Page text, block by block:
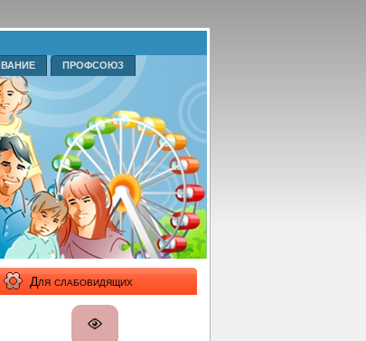
ПРОФСОЮЗ
Для слабовидящих